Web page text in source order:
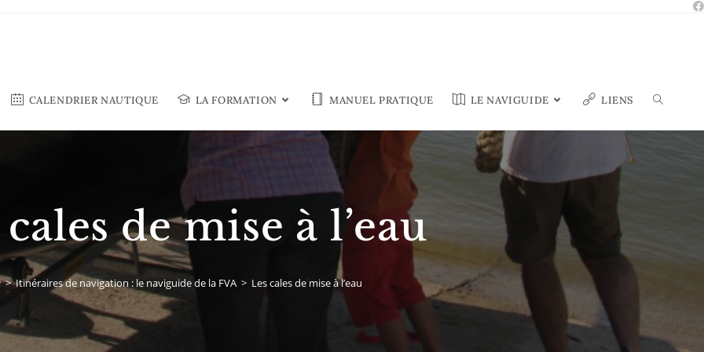
CALENDRIER NAUTIQUE LA FORMATION MANUEL PRATIQUE LE NAVIGUIDE LIENS
de mise à l’eau
> Itinéraires de navigation : le naviguide de la FVA > Les cales de mise à l’eau